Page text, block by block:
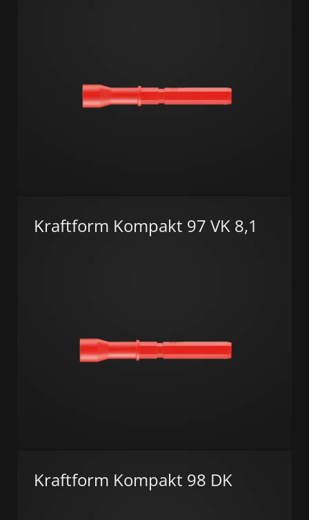
Kraftform Kompakt 97 VK 8,1
Kraftform Kompakt 98 DK